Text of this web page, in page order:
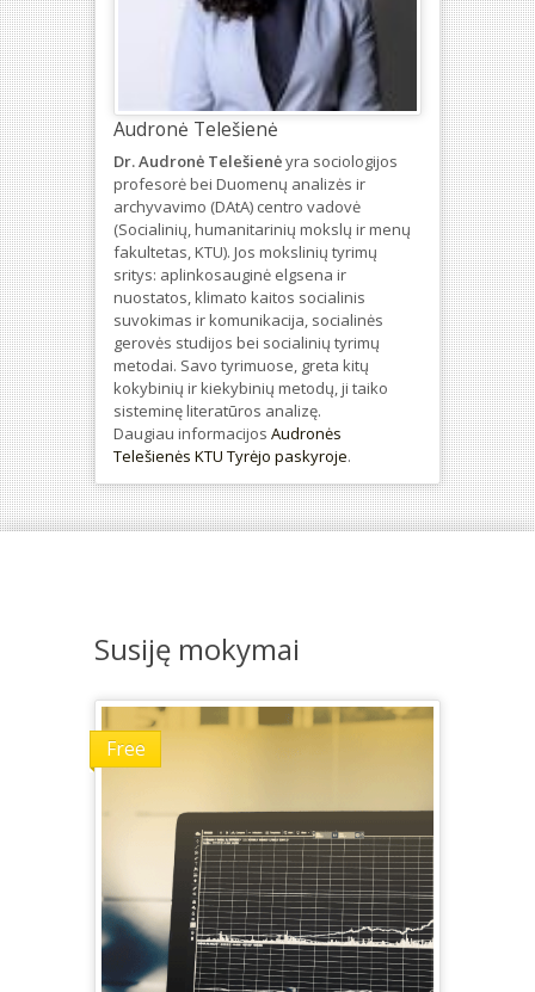
Audronė Telešienė
Dr. Audronė Telešienėyra sociologijos
profesorė bei Duomenų analizės ir
archyvavimo (DAtA) centro vadovė
(Socialinių, humanitarinių mokslų ir menų
fakultetas, KTU). Jos mokslinių tyrimų
sritys: aplinkosauginė elgsena ir
nuostatos, klimato kaitos socialinis
suvokimas ir komunikacija, socialinės
gerovės studijos bei socialinių tyrimų
metodai. Savo tyrimuose, greta kitų
kokybinių ir kiekybinių metodų, ji taiko
sisteminę literatūros analizę.
Daugiau informacijos Audronės
Telešienės KTU Tyrėjo paskyroje.
Susiję mokymai
Free